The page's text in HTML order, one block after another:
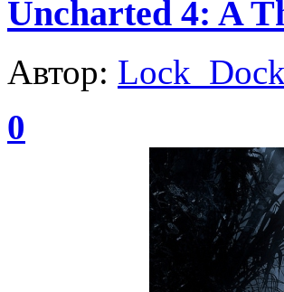
Uncharted 4: A
Автор:
0